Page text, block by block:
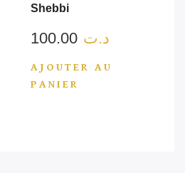
Shebbi
د.ت 100.00
AJOUTER AU
PANIER